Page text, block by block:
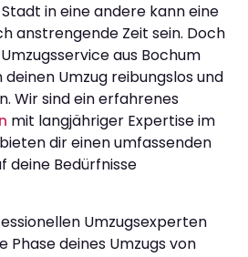
in eine andere kann eine
anstrengende Zeit sein. Doch
aus Bochum
Umzug reibungslos und
Wir sind ein erfahrenes
mit langjähriger Expertise im
dir einen umfassenden
deine Bedürfnisse
Umzugsexperten
Phase deines Umzugs von